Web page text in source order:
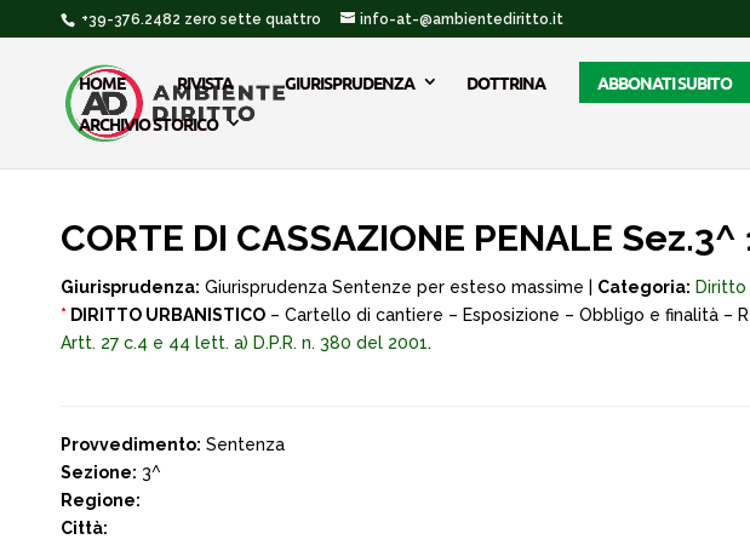
+39-376.2482 zero sette quattro info-at-@ambientediritto.it
HOME RIVISTA GIURISPRUDENZA DOTTRINA ABBONATI SUBITO
ARCHIVIO STORICO
CORTE DI CASSAZIONE PENALE
Giurisprudenza: Giurisprudenza Sentenze per esteso massime | Categoria:
* DIRITTO URBANISTICO – Cartello di cantiere – Esposizione – Obbligo e finalità
Artt. 27 c.4 e 44 lett. a) D.P.R. n. 380 del 2001.
Provvedimento: Sentenza
Sezione: 3^
Regione:
Città: